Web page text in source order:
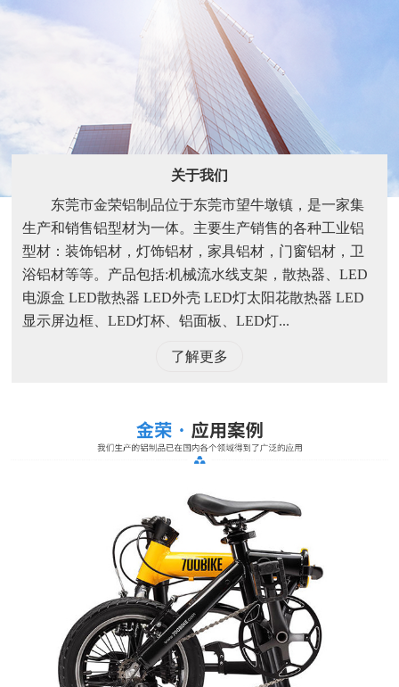
东莞市金荣铝制品位于东莞市望牛墩镇，是一家集
生产和销售铝型材为一体。主要生产销售的各种工业铝
型材：装饰铝材，灯饰铝材，家具铝材，门窗铝材，卫
浴铝材等等。产品包括:机械流水线支架，散热器、LED
电源盒 LED散热器 LED外壳 LED灯太阳花散热器 LED
显示屏边框、LED灯杯、铝面板、LED灯...
了解更多